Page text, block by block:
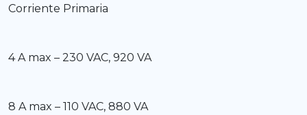
Corriente Primaria
4 A max – 230 VAC, 920 VA
8 A max – 110 VAC, 880 VA